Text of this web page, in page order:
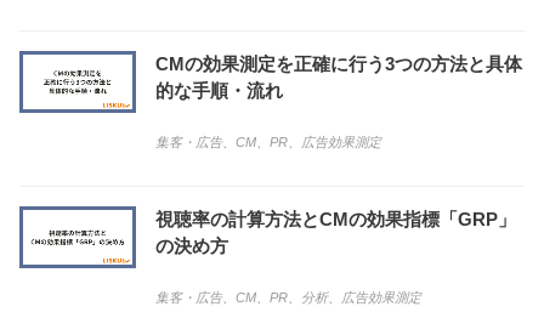
CMの効果測定を正確に行う3つの方法と具体
的な手順・流れ
集客・広告、 CM PR 広告効果測定
視聴率の計算方法とCMの効果指標「GRP」
の決め方
集客・広告、 CM PR 分析、 広告効果測定